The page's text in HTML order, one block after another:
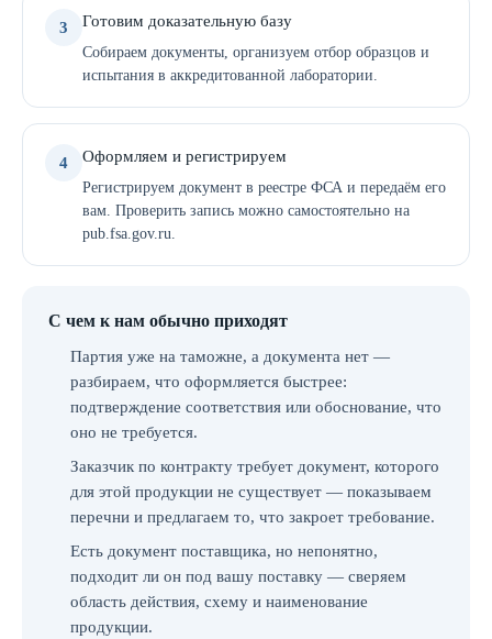
3 Готовим доказательную базу
Собираем документы, организуем отбор образцов и
испытания в аккредитованной лаборатории.
4 Оформляем и регистрируем
Регистрируем документ в реестре ФСА и передаём его
вам. Проверить запись можно самостоятельно на
pub.fsa.gov.ru.
С чем к нам обычно приходят
Партия уже на таможне, а документа нет —
разбираем, что оформляется быстрее:
подтверждение соответствия или обоснование, что
оно не требуется.
Заказчик по контракту требует документ, которого
для этой продукции не существует — показываем
перечни и предлагаем то, что закроет требование.
Есть документ поставщика, но непонятно,
подходит ли он под вашу поставку — сверяем
область действия, схему и наименование
продукции.